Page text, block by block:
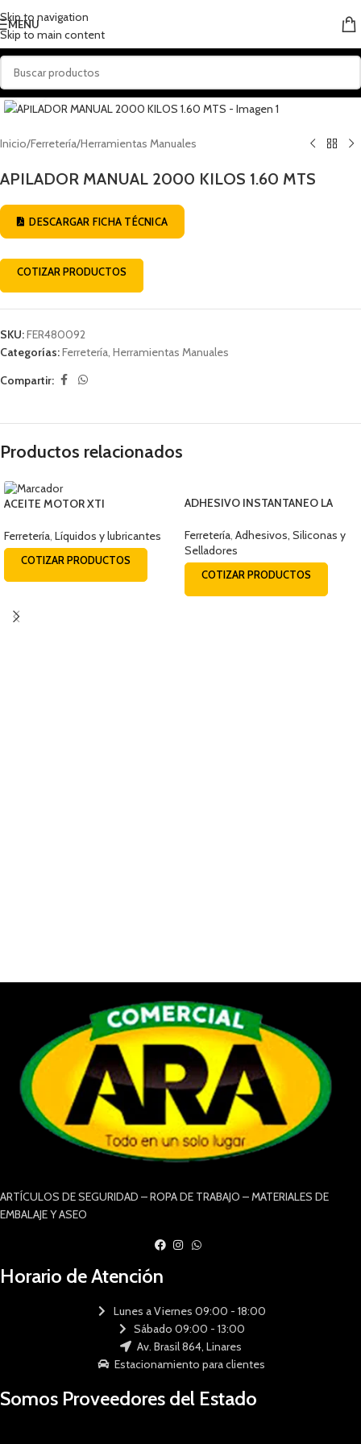
Skip to navigation
Skip to main content
MENU
Click to enlarge
Inicio/Ferretería/Herramientas Manuales
APILADOR MANUAL 2000 KILOS 1.60 MTS
DESCARGAR FICHA TÉCNICA
COTIZAR PRODUCTOS
SKU:FER480092
Categorías:Ferretería, Herramientas Manuales
Compartir:
Productos relacionados
ACEITE MOTOR XTI
Ferretería, Líquidos y lubricantes
COTIZAR PRODUCTOS
ADHESIVO INSTANTANEO LA
Ferretería Adhesivos, Siliconas y
Selladores
COTIZAR PRODUCTOS
ARTÍCULOS DE SEGURIDAD – ROPA DE TRABAJO – MATERIALES DE
EMBALAJE Y ASEO
Horario de Atención
Lunes a Viernes 09:00 - 18:00
Sábado 09:00 - 13:00
Av. Brasil 864, Linares
Estacionamiento para clientes
Somos Proveedores del Estado